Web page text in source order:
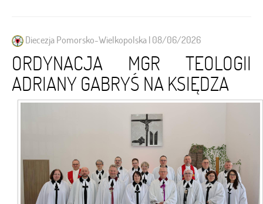
Diecezja Pomorsko-Wielkopolska | 08/06/2026
ORDYNACJA MGR TEOLOGII
ADRIANY GABRYŚ NA KSIĘDZA